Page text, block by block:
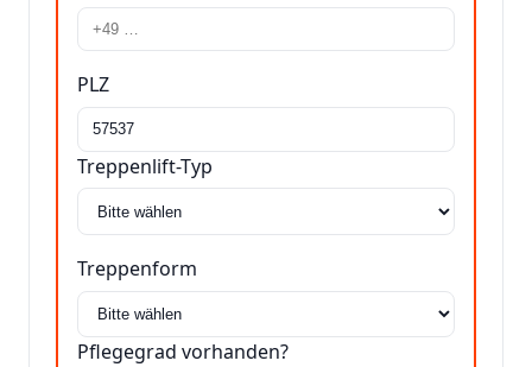
PLZ
Treppenlift-Typ
Treppenform
Pflegegrad vorhanden?